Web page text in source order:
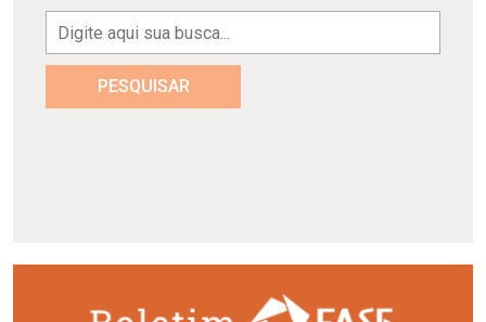
PESQUISAR